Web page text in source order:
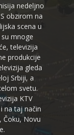
nedeljno
obzirom na
scena u
mnoge
televizija
produkcije
gleda
Srbiji, a
svetu.
KTV
na taj način
Čoku, Novu